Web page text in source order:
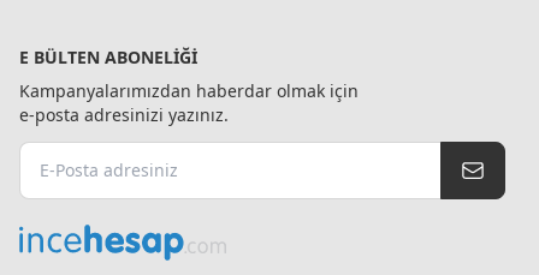
E BÜLTEN ABONELIĞI
Kampanyalarımızdan haberdar olmak için
e-posta adresinizi yazınız.